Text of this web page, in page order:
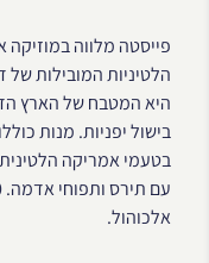
פייסטה מלווה במוזיקה
הלטיניות המובילות
היא המטבח של הארץ
בישול יפניות. מנות
בטעמי אמריקה
אלכוהול.